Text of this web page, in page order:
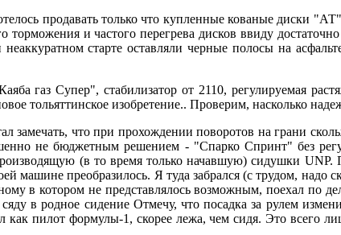
продавать только что купленные кованые диски
и частого перегрева дисков ввиду
старте оставляли черные полосы на
газ Супер", стабилизатор от 2110, регулируемая
тольяттинское изобретение.. Проверим, насколько
замечать, что при прохождении поворотов на грани
не бюджетным решением - "Спарко Спринт" без
(в то время только начавшую) сидушки UNP.
машине преобразилось. Я туда забрался (с трудом, надо
в котором не представлялось возможным, поехал по
в родное сидение Отмечу, что посадка за рулем
пилот формулы-1, скорее лежа, чем сидя. Это всего